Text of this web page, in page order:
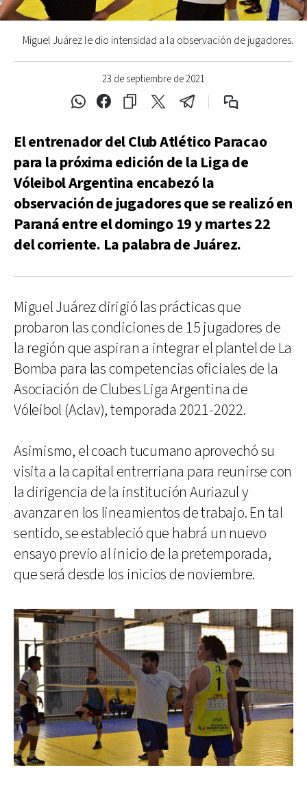
23 de septiembre de 2021
Miguel Juárez le dio intensidad a la observación de jugadores.
El entrenador del Club Atlético Paracao
para la próxima edición de la Liga de
Vóleibol Argentina encabezó la
observación de jugadores que se realizó en
Paraná entre el domingo 19 y martes 22
del corriente. La palabra de Juárez.
Miguel Juárez dirigió las prácticas que
probaron las condiciones de 15 jugadores de
la región que aspiran a integrar el plantel de La
Bomba para las competencias oficiales de la
Asociación de Clubes Liga Argentina de
Vóleibol (Aclav), temporada 2021-2022.
Asimismo, el coach tucumano aprovechó su
visita a la capital entrerriana para reunirse con
la dirigencia de la institución Auriazul y
avanzar en los lineamientos de trabajo. En tal
sentido, se estableció que habrá un nuevo
ensayo previo al inicio de la pretemporada,
que será desde los inicios de noviembre.